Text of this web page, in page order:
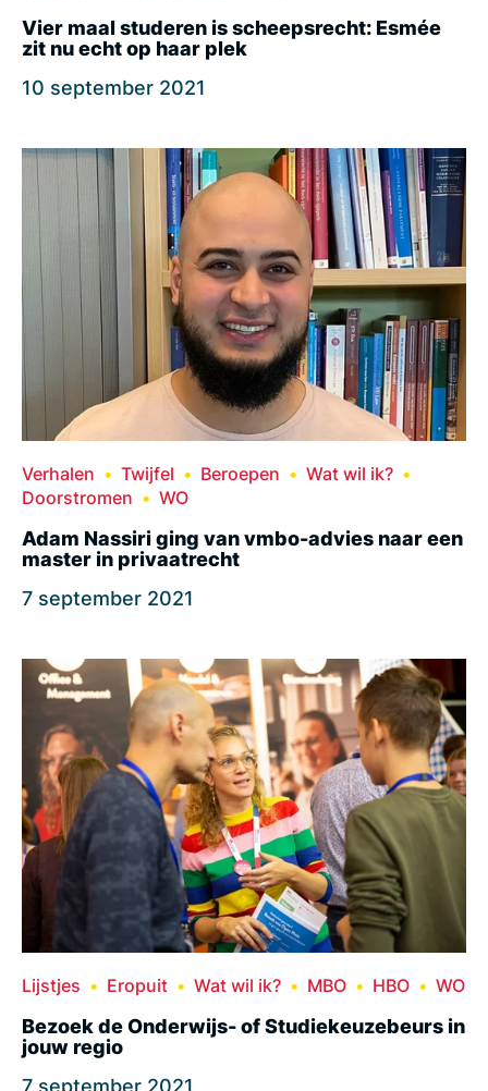
Vier maal studeren is scheepsrecht: Esmée
zit nu echt op haar plek
10 september 2021
Verhalen Twijfel Beroepen
Wat wil ik?
Doorstromen
WO
Adam Nassiri ging van vmbo-advies naar een
master in privaatrecht
7 september 2021
Lijstjes Eropuit Wat wil ik? MBO HBO WO
Bezoek de Onderwijs- of Studiekeuzebeurs in
jouw regio
7 september 2021